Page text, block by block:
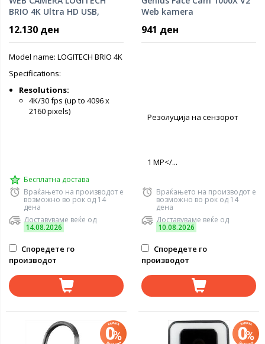
BRIO 4K Ultra HD USB,
12.130 ден
Model name: LOGITECH BRIO 4K
Specifications:
Resolutions:
4K/30 fps (up to 4096 x
2160 pixels)
Бесплатна достава
Враќањето на производот е
возможно во рок од 14
дена
Доставуваме веќе од
14.08.2026
Споредете го
производот
Web kamera
941 ден
Резолуција на сензорот
1 MP</...
Враќањето на производот е
возможно во рок од 14
дена
Доставуваме веќе од
10.08.2026
Споредете го
производот